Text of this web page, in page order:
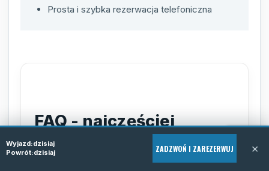
Prosta i szybka rezerwacja telefoniczna
FAQ - najczęściej
zadawane pytania
Wyjazd:dzisiaj
Powrót:dzisiaj ZADZWOŃ I ZAREZERWUJ ×